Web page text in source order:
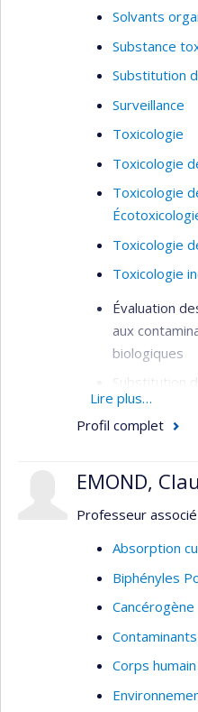
Solvants
Substance
Substitution
Surveillance
Toxicologie
Toxicologie
Toxicologie
Toxicologie
Toxicologie
Évaluation
aux
biologiques
Substitution
Exposition
ultrafines
de travail
Thèmes :
Lire plus…
Profil complet
EMOND,
Professeur associé
Absorption
Biphényles
Cancérogène
Corps humain